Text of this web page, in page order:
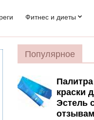
Фитнес и диеты
Популярное
краски
Эстель